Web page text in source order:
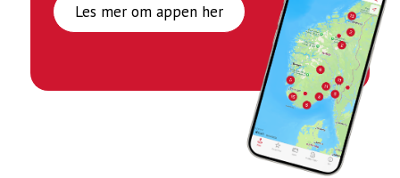
Les mer om appen her